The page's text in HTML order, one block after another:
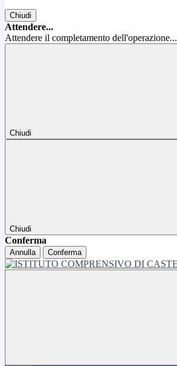
Chiudi
Attendere...
Attendere il completamento dell'operazione...
Chiudi
Chiudi
Conferma
Annulla Conferma